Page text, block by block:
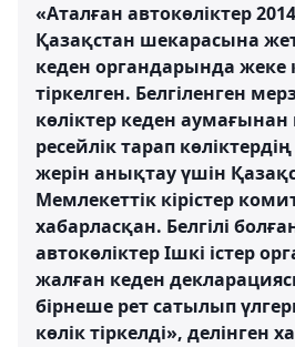
«Аталған автокөліктер
Қазақстан шекарасына
кеден органдарында жеке
тіркелген. Белгіленген
көліктер кеден аумағынан
ресейлік тарап
жерін анықтау үшін
Мемлекеттік кірістер
хабарласқан. Белгілі
автокөліктер Ішкі істер
жалған кеден
бірнеше рет сатылып
көлік тіркелді», делінген